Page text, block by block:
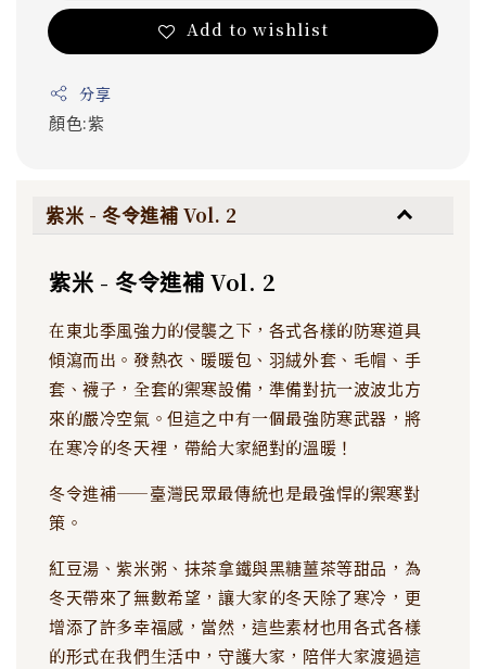
Add to wishlist
分享
顏色:紫
紫米 - 冬令進補 Vol. 2
紫米 - 冬令進補 Vol. 2
在東北季風強力的侵襲之下，各式各樣的防寒道具
傾瀉而出。發熱衣、暖暖包、羽絨外套、毛帽、手
套、襪子，全套的禦寒設備，準備對抗一波波北方
來的嚴冷空氣。但這之中有一個最強防寒武器，將
在寒冷的冬天裡，帶給大家絕對的溫暖！
冬令進補——臺灣民眾最傳統也是最強悍的禦寒對
策。
紅豆湯、紫米粥、抹茶拿鐵與黑糖薑茶等甜品，為
冬天帶來了無數希望，讓大家的冬天除了寒冷，更
增添了許多幸福感，當然，這些素材也用各式各樣
的形式在我們生活中，守護大家，陪伴大家渡過這